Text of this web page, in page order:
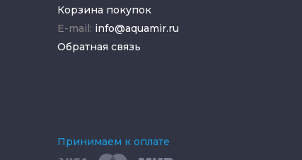
Корзина покупок
E-mail: info@aquamir.ru
Обратная связь
Принимаем к оплате